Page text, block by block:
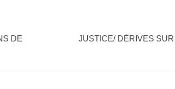
DE
JUSTICE/ DÉRIVES